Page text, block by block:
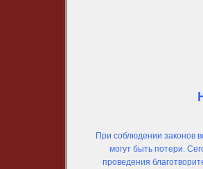
При соблюдении законов
могут быть потери.
проведения